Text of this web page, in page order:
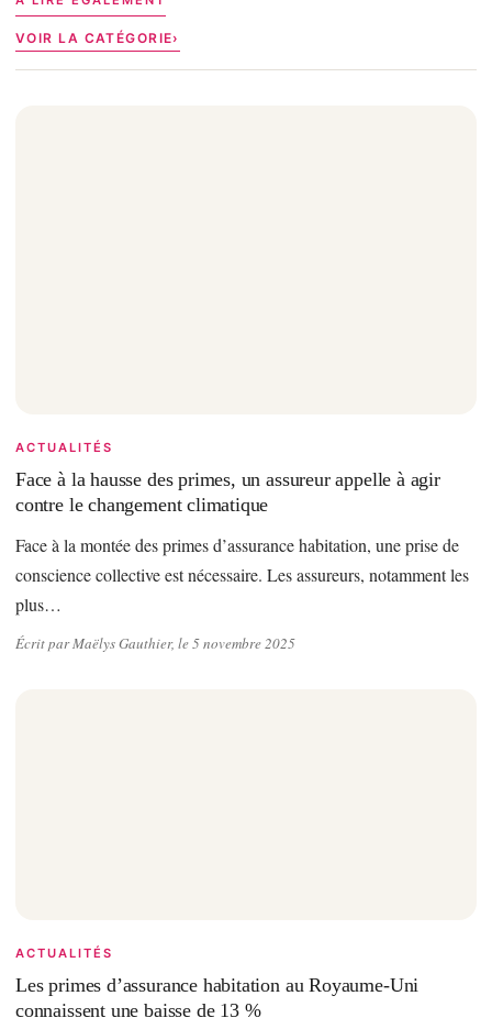
VOIR LA CATÉGORIE
ACTUALITÉS
Face à la hausse des primes, un assureur appelle à agir
contre le changement climatique
Face à la montée des primes d’assurance habitation, une prise de
conscience collective est nécessaire. Les assureurs, notamment les
plus…
Écrit par Maëlys Gauthier, le 5 novembre 2025
ACTUALITÉS
Les primes d’assurance habitation au Royaume-Uni
connaissent une baisse de 13 %